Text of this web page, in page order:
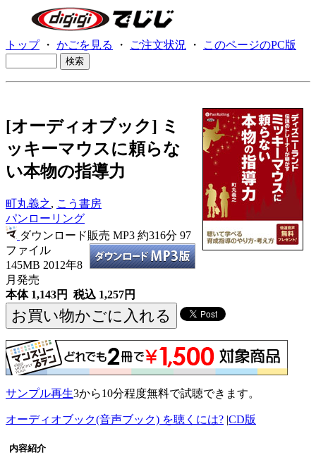
トップ・ かごを見る ・ ご注文状況 ・ このページのPC版
[オーディオブック] ミ
ッキーマウスに頼らな
い本物の指導力
町丸義之, こう書房
パンローリング
ダウンロード販売 MP3 約316分 97
ファイル
145MB 2012年8
月発売
本体 1,143円 税込 1,257円
サンプル再生3から10分程度無料で試聴できます。
オーディオブック(音声ブック) を聴くには? |CD版
内容紹介